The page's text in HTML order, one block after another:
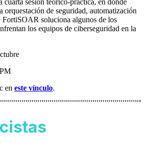
cuarta sesión teórico-práctica, en donde
orquestación de seguridad, automatización
FortiSOAR soluciona algunos de los
los equipos de ciberseguridad en la
en este vínculo.